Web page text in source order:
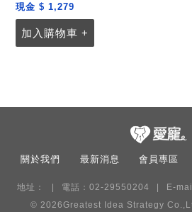
現金 $ 1,279
加入購物車 +
關於我們 最新消息 會員專區
地址： 電話：02-29550204 E-
© 2026Greatest Idea Strategy